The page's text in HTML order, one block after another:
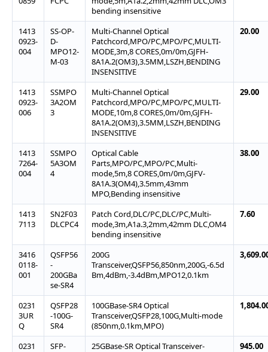
bending insensitive
1413
0923-
004
SS-OP-
D-
MPO12-
M-03
Multi-Channel Optical
Patchcord,MPO/PC,MPO/PC,MULTI-
MODE,3m,8 CORES,0m/0m,GJFH-
8A1A.2(OM3),3.5MM,LSZH,BENDING
INSENSITIVE
20.00
1413
0923-
006
SSMPO
3A2OM
3
Multi-Channel Optical
Patchcord,MPO/PC,MPO/PC,MULTI-
MODE,10m,8 CORES,0m/0m,GJFH-
8A1A.2(OM3),3.5MM,LSZH,BENDING
INSENSITIVE
29.00
1413
7264-
004
SSMPO
5A3OM
4
Optical Cable
Parts,MPO/PC,MPO/PC,Multi-
mode,5m,8 CORES,0m/0m,GJFV-
8A1A.3(OM4),3.5mm,43mm
MPO,Bending insensitive
38.00
1413
7113
SN2F03
DLCPC4
Patch Cord,DLC/PC,DLC/PC,Multi-
mode,3m,A1a.3,2mm,42mm DLC,OM4
bending insensitive
7.60
3416
0118-
001
QSFP56
-
200GBa
se-SR4
200G
Transceiver,QSFP56,850nm,200G,-6.5d
Bm,4dBm,-3.4dBm,MPO12,0.1km
0231
3UR
Q
QSFP28
-100G-
SR4
100GBase-SR4 Optical
Transceiver,QSFP28,100G,Multi-mode
(850nm,0.1km,MPO)
0231
SFP-
25GBase-SR Optical Transceiver-
945.00